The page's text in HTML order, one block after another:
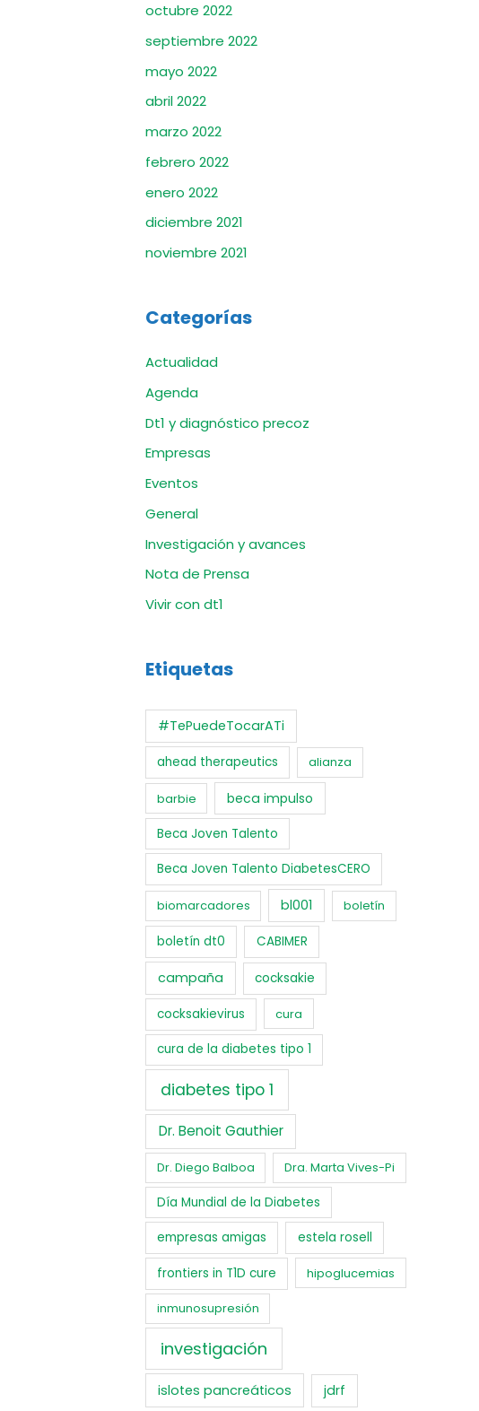
octubre 2022
septiembre 2022
mayo 2022
abril 2022
marzo 2022
febrero 2022
enero 2022
diciembre 2021
noviembre 2021
Categorías
Actualidad
Agenda
Dt1 y diagnóstico precoz
Empresas
Eventos
General
Investigación y avances
Nota de Prensa
Vivir con dt1
Etiquetas
#TePuedeTocarATi
ahead therapeutics alianza
barbie beca impulso
Beca Joven Talento
Beca Joven Talento DiabetesCERO
biomarcadores bl001 boletín
boletín dt0 CABIMER
campaña cocksakie
cocksakievirus cura
cura de la diabetes tipo 1
diabetes tipo 1
Dr. Benoit Gauthier
Dr. Diego Balboa Dra. Marta Vives-Pi
Día Mundial de la Diabetes
empresas amigas estela rosell
frontiers in T1D cure hipoglucemias
inmunosupresión
investigación
islotes pancreáticos jdrf